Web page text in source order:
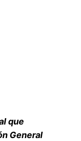
que
General